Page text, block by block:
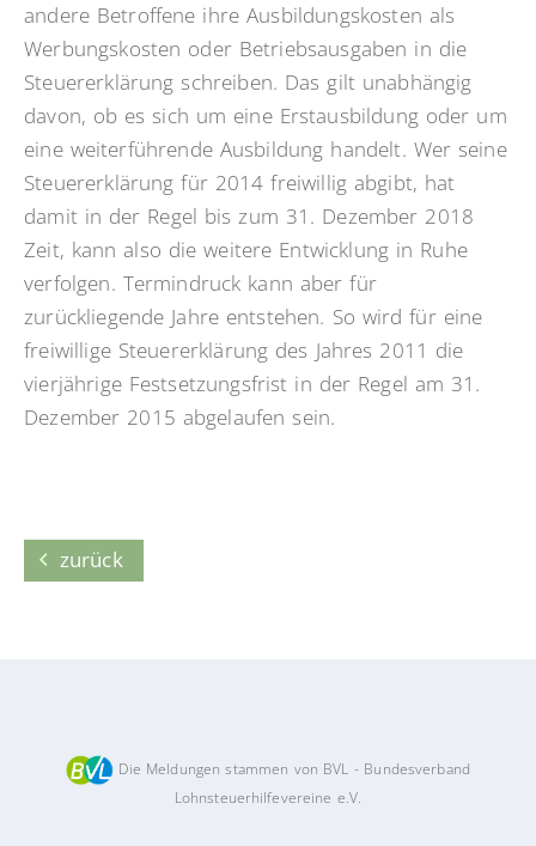
andere Betroffene ihre Ausbildungskosten als
Werbungskosten oder Betriebsausgaben in die
Steuererklärung schreiben. Das gilt unabhängig
davon, ob es sich um eine Erstausbildung oder um
eine weiterführende Ausbildung handelt. Wer seine
Steuererklärung für 2014 freiwillig abgibt, hat
damit in der Regel bis zum 31. Dezember 2018
Zeit, kann also die weitere Entwicklung in Ruhe
verfolgen. Termindruck kann aber für
zurückliegende Jahre entstehen. So wird für eine
freiwillige Steuererklärung des Jahres 2011 die
vierjährige Festsetzungsfrist in der Regel am 31.
Dezember 2015 abgelaufen sein.
zurück
Die Meldungen stammen von BVL - Bundesverband
Lohnsteuerhilfevereine e.V.